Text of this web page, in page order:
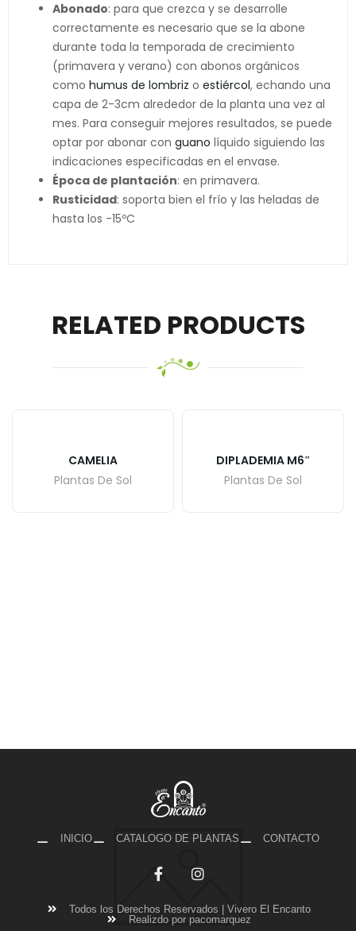
Abonado: para que crezca y se desarrolle
correctamente es necesario que se la abone
durante toda la temporada de crecimiento
(primavera y verano) con abonos orgánicos
como humus de lombriz o estiércol, echando una
capa de 2-3cm alrededor de la planta una vez al
mes. Para conseguir mejores resultados, se puede
optar por abonar con guano líquido siguiendo las
indicaciones especificadas en el envase.
Época de plantación: en primavera.
Rusticidad: soporta bien el frío y las heladas de
hasta los -15ºC
RELATED PRODUCTS
CAMELIA
Plantas De Sol
DIPLADEMIA M6″
Plantas De Sol
INICIO CATALOGO DE PLANTAS CONTACTO
Todos los Derechos Reservados | Vivero El Encanto
Realizdo por pacomarquez